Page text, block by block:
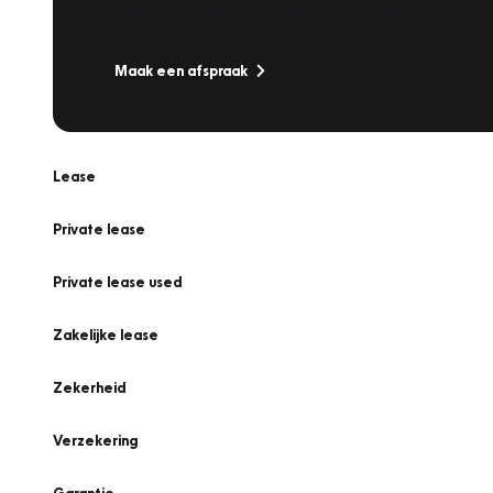
Maak een afspraak
Lease
Private lease
Private lease used
Zakelijke lease
Zekerheid
Verzekering